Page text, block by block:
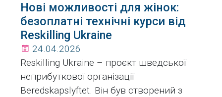
Нові можливості для жінок:
безоплатні технічні курси від
Reskilling Ukraine
24.04.2026
Reskilling Ukraine – проєкт шведської
неприбуткової організації
Beredskapslyftet. Він був створений з